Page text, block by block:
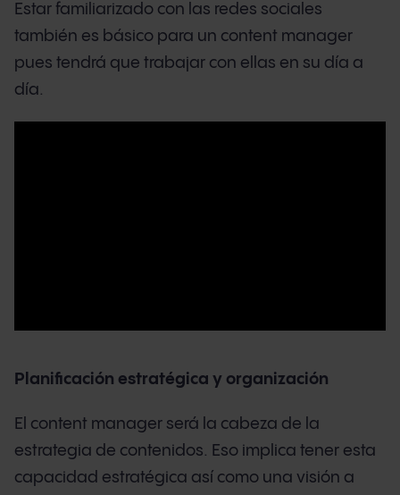
Estar familiarizado con las redes sociales
también es básico para un content manager
pues tendrá que trabajar con ellas en su día a
día.
Planificación estratégica y organización
El content manager será la cabeza de la
estrategia de contenidos. Eso implica tener esta
capacidad estratégica así como una visión a